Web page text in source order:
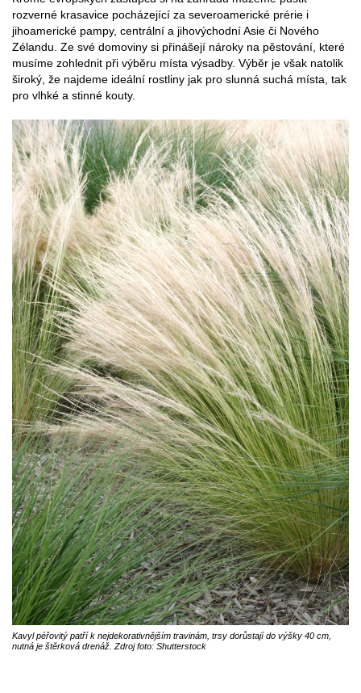
rozverné krasavice pocházející za severoamerické prérie i
jihoamerické pampy, centrální a jihovýchodní Asie či Nového
Zélandu. Ze své domoviny si přinášejí nároky na pěstování, které
musíme zohlednit při výběru místa výsadby. Výběr je však natolik
široký, že najdeme ideální rostliny jak pro slunná suchá místa, tak
pro vlhké a stinné kouty.
Kavyl péřovitý patří k nejdekorativnějším travinám, trsy dorůstají do výšky 40 cm,
nutná je štěrková drenáž. Zdroj foto: Shutterstock